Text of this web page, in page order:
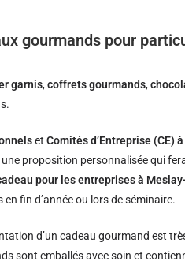
gourmands pour
garnis,coffrets gourmands,
etComités d’Entreprise (CE)
une proposition personnalisée qui
pour les entreprises à
en fin d’année ou lors de séminaire.
d’un cadeau gourmand est
sont emballés avec soin et